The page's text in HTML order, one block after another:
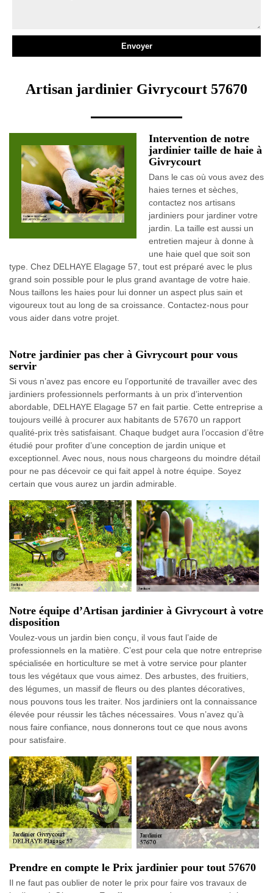
Artisan jardinier Givrycourt 57670
Intervention de notre
jardinier taille de haie à
Givrycourt
Dans le cas où vous avez des
haies ternes et sèches,
contactez nos artisans
jardiniers pour jardiner votre
jardin. La taille est aussi un
entretien majeur à donne à
une haie quel que soit son
type. Chez DELHAYE Elagage 57, tout est préparé avec le plus
grand soin possible pour le plus grand avantage de votre haie.
Nous taillons les haies pour lui donner un aspect plus sain et
vigoureux tout au long de sa croissance. Contactez-nous pour
vous aider dans votre projet.
Notre jardinier pas cher à Givrycourt pour vous
servir
Si vous n’avez pas encore eu l’opportunité de travailler avec des
jardiniers professionnels performants à un prix d’intervention
abordable, DELHAYE Elagage 57 en fait partie. Cette entreprise a
toujours veillé à procurer aux habitants de 57670 un rapport
qualité-prix très satisfaisant. Chaque budget aura l’occasion d’être
étudié pour profiter d’une conception de jardin unique et
exceptionnel. Avec nous, nous nous chargeons du moindre détail
pour ne pas décevoir ce qui fait appel à notre équipe. Soyez
certain que vous aurez un jardin admirable.
Notre équipe d’Artisan jardinier à Givrycourt à votre
disposition
Voulez-vous un jardin bien conçu, il vous faut l’aide de
professionnels en la matière. C’est pour cela que notre entreprise
spécialisée en horticulture se met à votre service pour planter
tous les végétaux que vous aimez. Des arbustes, des fruitiers,
des légumes, un massif de fleurs ou des plantes décoratives,
nous pouvons tous les traiter. Nos jardiniers ont la connaissance
élevée pour réussir les tâches nécessaires. Vous n’avez qu’à
nous faire confiance, nous donnerons tout ce que nous avons
pour satisfaire.
Prendre en compte le Prix jardinier pour tout 57670
Il ne faut pas oublier de noter le prix pour faire vos travaux de